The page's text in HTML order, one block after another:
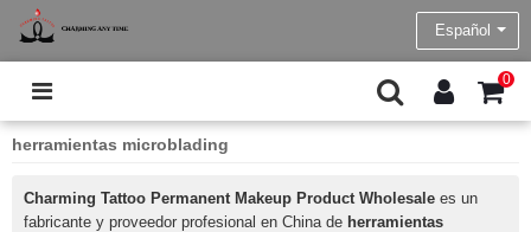
Español
0
herramientas microblading
Charming Tattoo Permanent Makeup Product Wholesale es un
fabricante y proveedor profesional en China de herramientas